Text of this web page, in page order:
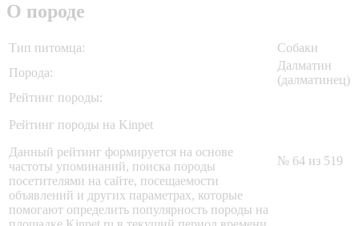
О породе
Тип питомца:
Собаки
Порода:
Далматин
(далматинец)
Рейтинг породы:
Рейтинг породы на Kinpet
Данный рейтинг формируется на основе
частоты упоминаний, поиска породы
посетителями на сайте, посещаемости
объявлений и других параметрах, которые
помогают определить популярность породы на
№ 64 из 519